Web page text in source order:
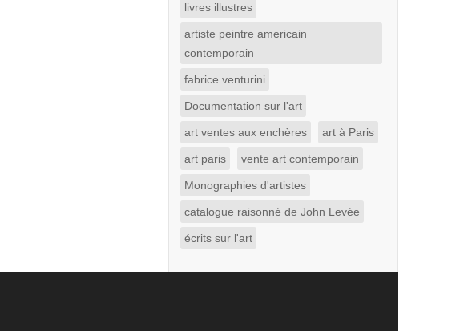
livres illustres
artiste peintre americain
contemporain
fabrice venturini
Documentation sur l'art
art ventes aux enchères art à Paris
art paris vente art contemporain
Monographies d'artistes
catalogue raisonné de John Levée
écrits sur l'art